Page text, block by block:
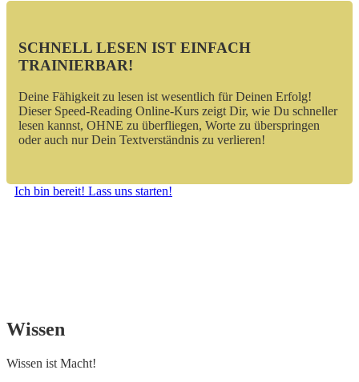
SCHNELL LESEN IST EINFACH
TRAINIERBAR!
Deine Fähigkeit zu lesen ist wesentlich für Deinen Erfolg!
Dieser Speed-Reading Online-Kurs zeigt Dir, wie Du schneller
lesen kannst, OHNE zu überfliegen, Worte zu überspringen
oder auch nur Dein Textverständnis zu verlieren!
Ich bin bereit! Lass uns starten!
Wissen
Wissen ist Macht!